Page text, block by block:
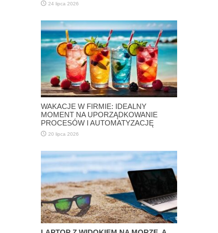
24 lipca 2026
WAKACJE W FIRMIE: IDEALNY
MOMENT NA UPORZĄDKOWANIE
PROCESÓW I AUTOMATYZACJĘ
20 lipca 2026